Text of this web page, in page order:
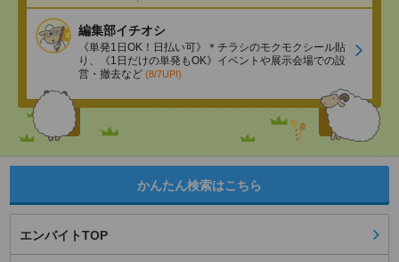
編集部イチオシ
《単発1日OK！日払い可》＊チラシのモクモクシール貼
り、《1日だけの単発もOK》イベントや展示会場での設
営・撤去など (8/7UP!)
かんたん検索はこちら
エンバイトTOP